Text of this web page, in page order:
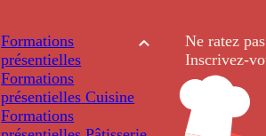
Formations
présentielles
Formations
présentielles Cuisine
Formations
Ne ratez
Inscrivez-